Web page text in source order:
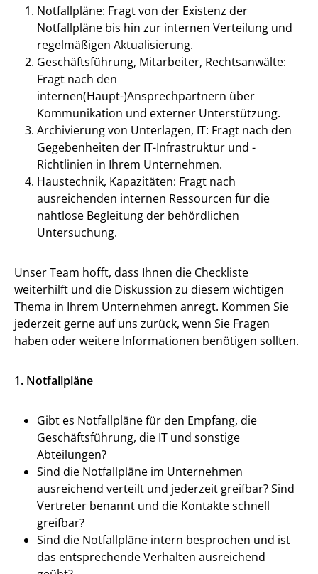
Notfallpläne: Fragt von der Existenz der
Notfallpläne bis hin zur internen Verteilung und
regelmäßigen Aktualisierung.
Geschäftsführung, Mitarbeiter, Rechtsanwälte:
Fragt nach den
internen(Haupt-)Ansprechpartnern über
Kommunikation und externer Unterstützung.
Archivierung von Unterlagen, IT: Fragt nach den
Gegebenheiten der IT-Infrastruktur und -
Richtlinien in Ihrem Unternehmen.
Haustechnik, Kapazitäten: Fragt nach
ausreichenden internen Ressourcen für die
nahtlose Begleitung der behördlichen
Untersuchung.
Unser Team hofft, dass Ihnen die Checkliste
weiterhilft und die Diskussion zu diesem wichtigen
Thema in Ihrem Unternehmen anregt. Kommen Sie
jederzeit gerne auf uns zurück, wenn Sie Fragen
haben oder weitere Informationen benötigen sollten.
1. Notfallpläne
Gibt es Notfallpläne für den Empfang, die
Geschäftsführung, die IT und sonstige
Abteilungen?
Sind die Notfallpläne im Unternehmen
ausreichend verteilt und jederzeit greifbar? Sind
Vertreter benannt und die Kontakte schnell
greifbar?
Sind die Notfallpläne intern besprochen und ist
das entsprechende Verhalten ausreichend